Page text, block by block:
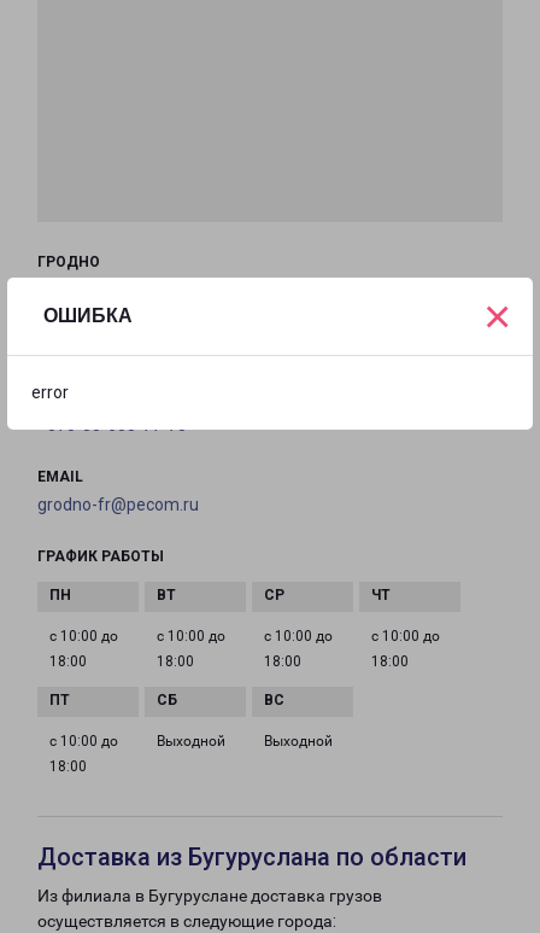
ОШИБКА
error
×
ГРОДНО
ТЕЛЕФОН
+375-33-653-77-78
EMAIL
grodno-fr@pecom.ru
ГРАФИК РАБОТЫ
с 10:00 до
18:00
с 10:00 до
18:00
с 10:00 до
18:00
с 10:00 до
18:00
с 10:00 до
18:00
Выходной Выходной
Доставка из Бугуруслана по области
Из филиала в Бугуруслане доставка грузов
осуществляется в следующие города: